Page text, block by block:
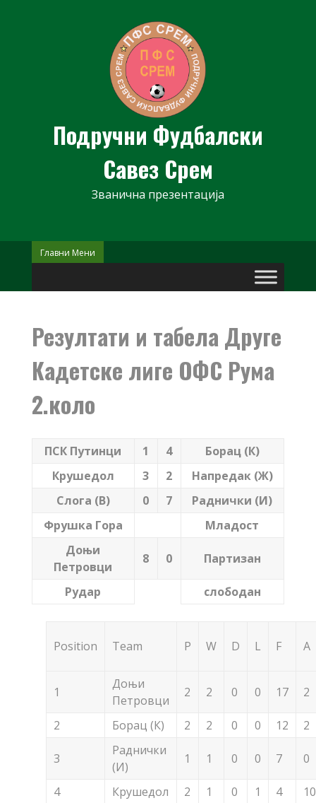
Подручни Фудбалски
Савез Срем
Званична презентација
Главни Мени
Резултати и табела Друге
Кадетске лиге ОФС Рума
2.коло
ПСК Путинци 1 4
Борац (К)
Крушедол
3 2
Напредак (Ж)
Слога (В)
0 7
Раднички (И)
Фрушка Гора
Младост
Доњи
Петровци
8 0 Партизан
Рудар слободан
Position Team P W D L F A
1
Доњи
Петровци
2 2 0 0 17 2
2 Борац (К) 2 2 0 0 12 2
3
Раднички
(И)
1 1 0 0 7 0
4 Крушедол 2 1 0 1 4
10